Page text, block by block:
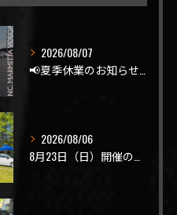
2026/08/07
2026/08/06